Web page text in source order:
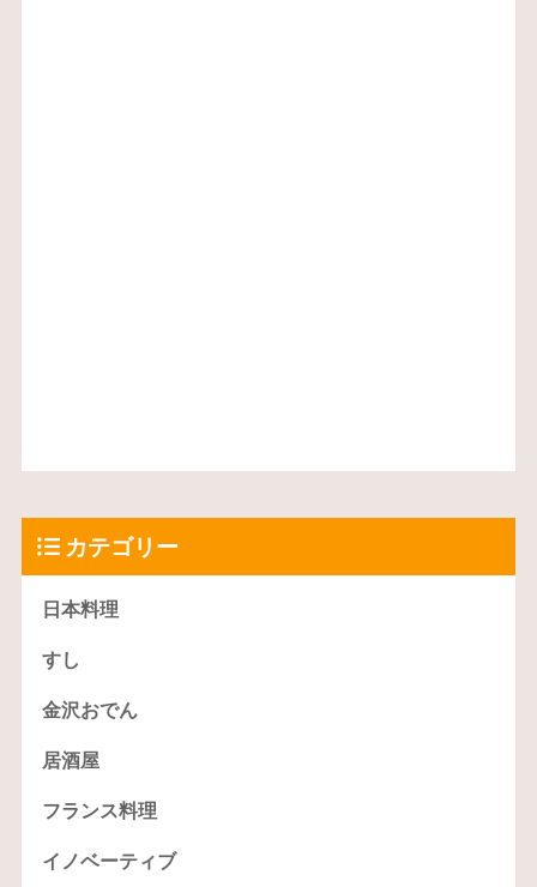
カテゴリー
日本料理
すし
金沢おでん
居酒屋
フランス料理
イノベーティブ